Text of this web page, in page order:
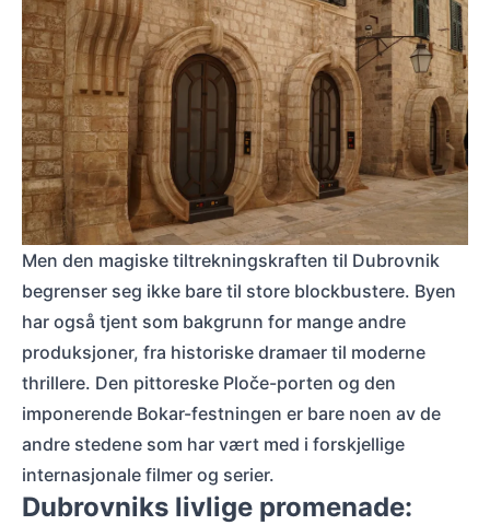
Historiske dører med buer i gamlebyen i Dubrovnik, kjent som kulisse for
Men den magiske tiltrekningskraften til Dubrovnik
begrenser seg ikke bare til store blockbustere. Byen
har også tjent som bakgrunn for mange andre
produksjoner, fra historiske dramaer til moderne
thrillere. Den pittoreske Ploče-porten og den
imponerende Bokar-festningen er bare noen av de
andre stedene som har vært med i forskjellige
internasjonale filmer og serier.
Dubrovniks livlige promenade: